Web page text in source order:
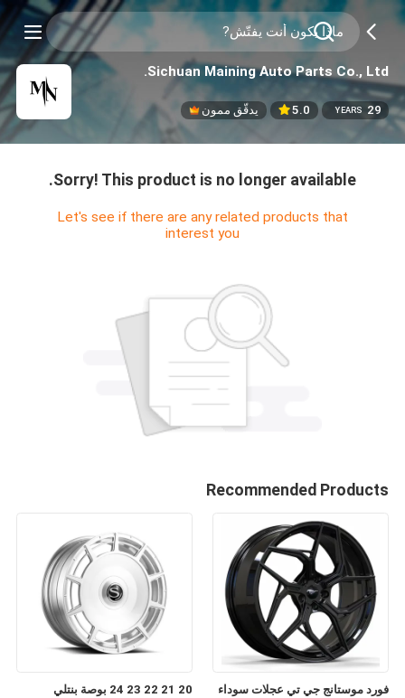
Sichuan Maining Auto Parts Co., Ltd.
29
YEARS
5.0 يدقّق ممون
Sorry! This product is no longer available.
Let's see if there are any related products that
interest you
Recommended Products
20 21 22 23 24 بوصة بنتلي
فورد موستانج جي تي عجلات سوداء